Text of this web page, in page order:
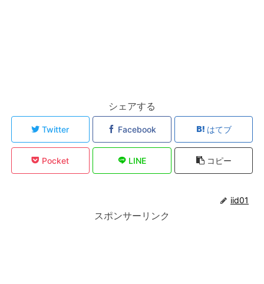
シェアする
Twitter Facebook はてブ
Pocket LINE コピー
iid01
スポンサーリンク